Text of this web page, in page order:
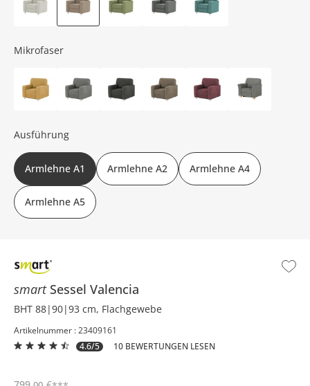
smart Sessel Valencia
BHT 88|90|93 cm, Flachgewebe
Artikelnummer : 23409161
4.6/5
10 BEWERTUNGEN LESEN
Mikrofaser
Ausführung
Armlehne A1 Armlehne A2 Armlehne A4
Armlehne A5